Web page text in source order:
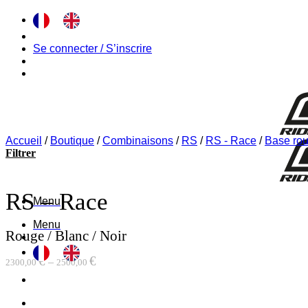
Passer
contenu
Se connecter / S’inscrire
Menu
Menu
Accueil / Boutique / Combinaisons / RS / RS - Race / Base
Filtrer
RS – Race
Rouge / Blanc / Noir
2300,00€– 2500,00 €